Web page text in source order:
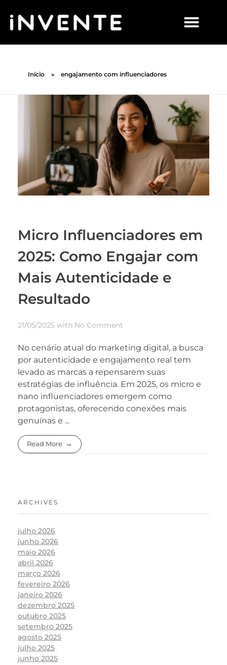
Início » engajamento com influenciadores
Micro Influenciadores em
2025: Como Engajar com
Mais Autenticidade e
Resultado
21/05/2025 with No Comment
No cenário atual do marketing digital, a busca
por autenticidade e engajamento real tem
levado as marcas a repensarem suas
estratégias de influência. Em 2025, os micro e
nano influenciadores emergem como
protagonistas, oferecendo conexões mais
genuínas e ...
Read More
ARCHIVES
julho 2026
junho 2026
maio 2026
abril 2026
março 2026
fevereiro 2026
janeiro 2026
dezembro 2025
outubro 2025
setembro 2025
agosto 2025
julho 2025
junho 2025